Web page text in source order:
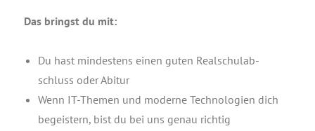
Das bringst du mit:
Du hast min­des­tens einen guten Real­schul­ab­
schluss oder Abitur
Wenn IT-The­men und moder­ne Tech­no­lo­gien dich
begeis­tern, bist du bei uns genau rich­tig